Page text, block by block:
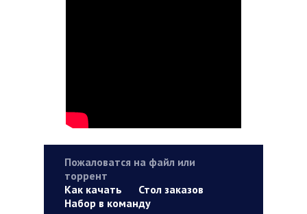
Пожаловатся на файл или
торрент
Как качать
Стол заказов
Набор в команду